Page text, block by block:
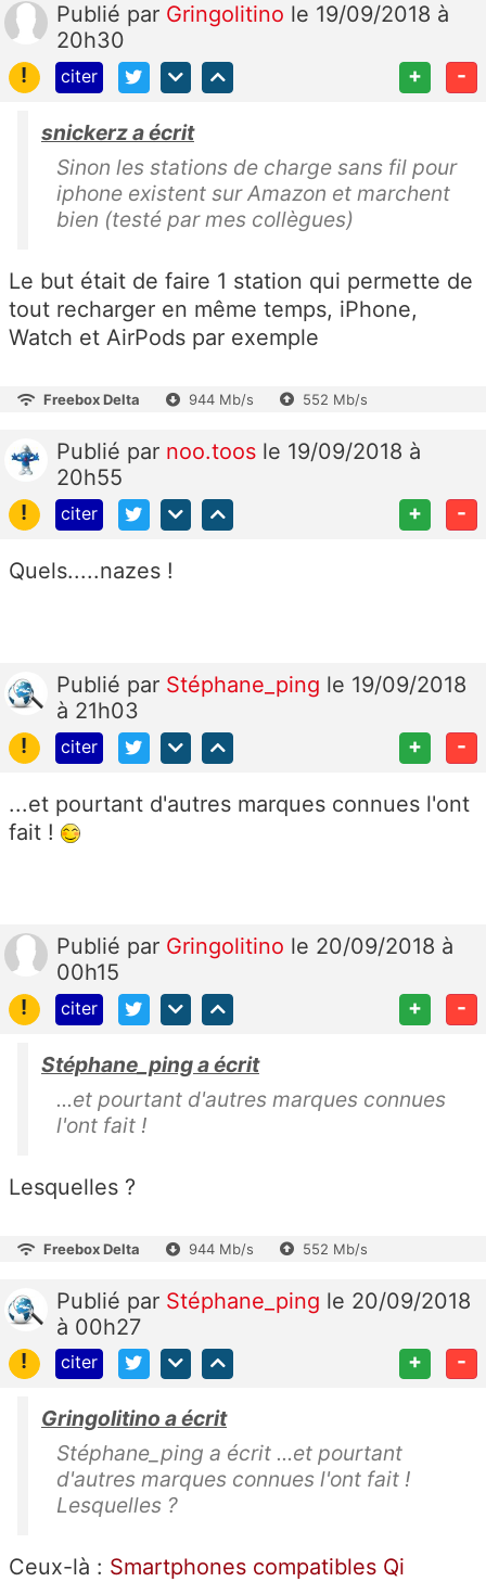
Publié par Gringolitino le 19/09/2018 à
20h30
!
citer + -
snickerz a écrit
Sinon les stations de charge sans fil pour
iphone existent sur Amazon et marchent
bien (testé par mes collègues)
Le but était de faire 1 station qui permette de
tout recharger en même temps, iPhone,
Watch et AirPods par exemple
Freebox Delta 944 Mb/s 552 Mb/s
Publié par noo.toos le 19/09/2018 à
20h55
!
citer + -
Quels.....nazes !
Publié par Stéphane_ping le 19/09/2018
à 21h03
!
citer + -
...et pourtant d'autres marques connues l'ont
fait !
Publié par Gringolitino le 20/09/2018 à
00h15
!
citer + -
Stéphane_ping a écrit
...et pourtant d'autres marques connues
l'ont fait !
Lesquelles ?
Freebox Delta 944 Mb/s 552 Mb/s
Publié par Stéphane_ping le 20/09/2018
à 00h27
!
citer + -
Gringolitino a écrit
Stéphane_ping a écrit ...et pourtant
d'autres marques connues l'ont fait !
Lesquelles ?
Ceux-là : Smartphones compatibles Qi